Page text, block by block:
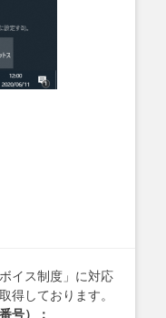
イス制度」に対応
得しております。
番号）：